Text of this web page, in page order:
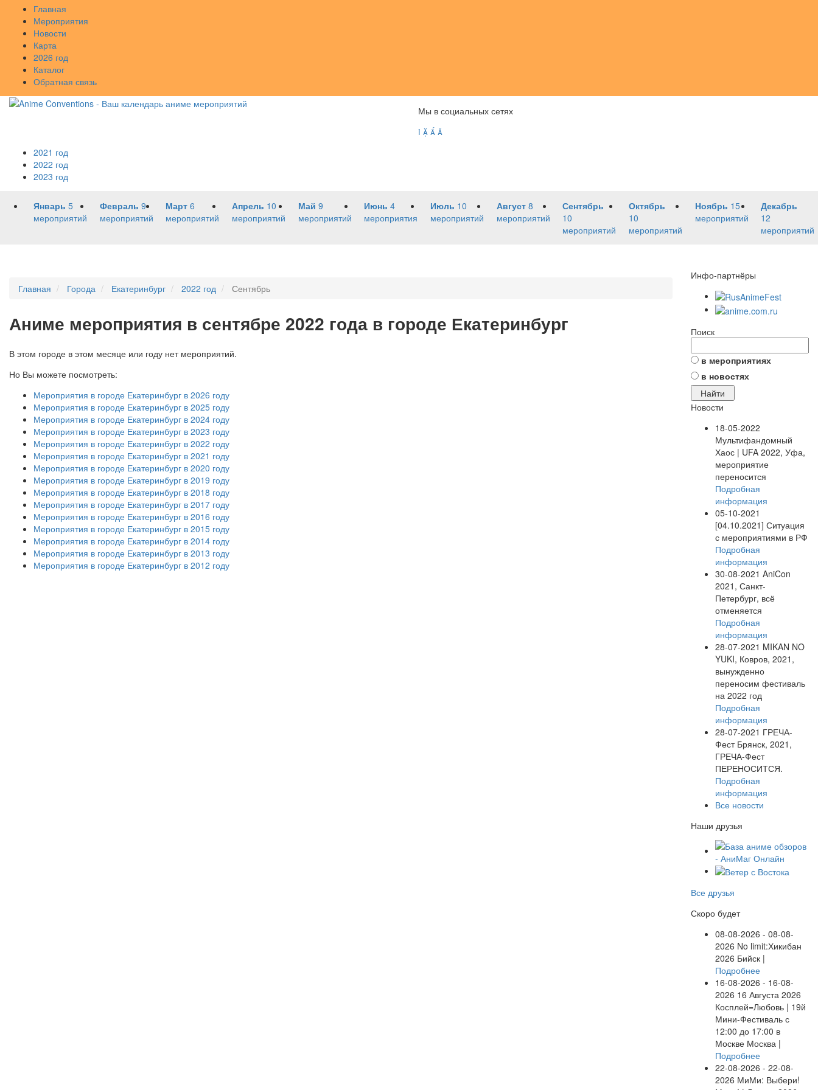
Главная
Мероприятия
Новости
Карта
2026 год
Каталог
Обратная связь
Мы в социальных сетях
   
2021 год
2022 год
2023 год
Январь 5
мероприятий
Февраль 9
мероприятий
Март 6
мероприятий
Апрель 10
мероприятий
Май 9
мероприятий
Июнь 4
мероприятия
Июль 10
мероприятий
Август 8
мероприятий
Сентябрь
10
мероприятий
Октябрь
10
мероприятий
Ноябрь 15
мероприятий
Декабрь
12
мероприятий
Главная Города Екатеринбург 2022 год Сентябрь
Аниме мероприятия в сентябре 2022 года в городе Екатеринбург
В этом городе в этом месяце или году нет мероприятий.
Но Вы можете посмотреть:
Мероприятия в городе Екатеринбург в 2026 году
Мероприятия в городе Екатеринбург в 2025 году
Мероприятия в городе Екатеринбург в 2024 году
Мероприятия в городе Екатеринбург в 2023 году
Мероприятия в городе Екатеринбург в 2022 году
Мероприятия в городе Екатеринбург в 2021 году
Мероприятия в городе Екатеринбург в 2020 году
Мероприятия в городе Екатеринбург в 2019 году
Мероприятия в городе Екатеринбург в 2018 году
Мероприятия в городе Екатеринбург в 2017 году
Мероприятия в городе Екатеринбург в 2016 году
Мероприятия в городе Екатеринбург в 2015 году
Мероприятия в городе Екатеринбург в 2014 году
Мероприятия в городе Екатеринбург в 2013 году
Мероприятия в городе Екатеринбург в 2012 году
Инфо-партнёры
Поиск
в мероприятиях
в новостях
Новости
18-05-2022
Мультифандомный
Хаос | UFA 2022, Уфа,
мероприятие
переносится
Подробная
информация
05-10-2021
[04.10.2021] Ситуация
с мероприятиями в РФ
Подробная
информация
30-08-2021 AniCon
2021, Санкт-
Петербург, всё
отменяется
Подробная
информация
28-07-2021 MIKAN NO
YUKI, Ковров, 2021,
вынужденно
переносим фестиваль
на 2022 год
Подробная
информация
28-07-2021 ГРЕЧА-
Фест Брянск, 2021,
ГРЕЧА-Фест
ПЕРЕНОСИТСЯ.
Подробная
информация
Все новости
Наши друзья
Все друзья
Скоро будет
08-08-2026 - 08-08-
2026 No limit:Хикибан
2026 Бийск |
Подробнее
16-08-2026 - 16-08-
2026 16 Августа 2026
Косплей=Любовь | 19й
Мини-Фестиваль с
12:00 до 17:00 в
Москве Москва |
Подробнее
22-08-2026 - 22-08-
2026 МиМи: Выбери!